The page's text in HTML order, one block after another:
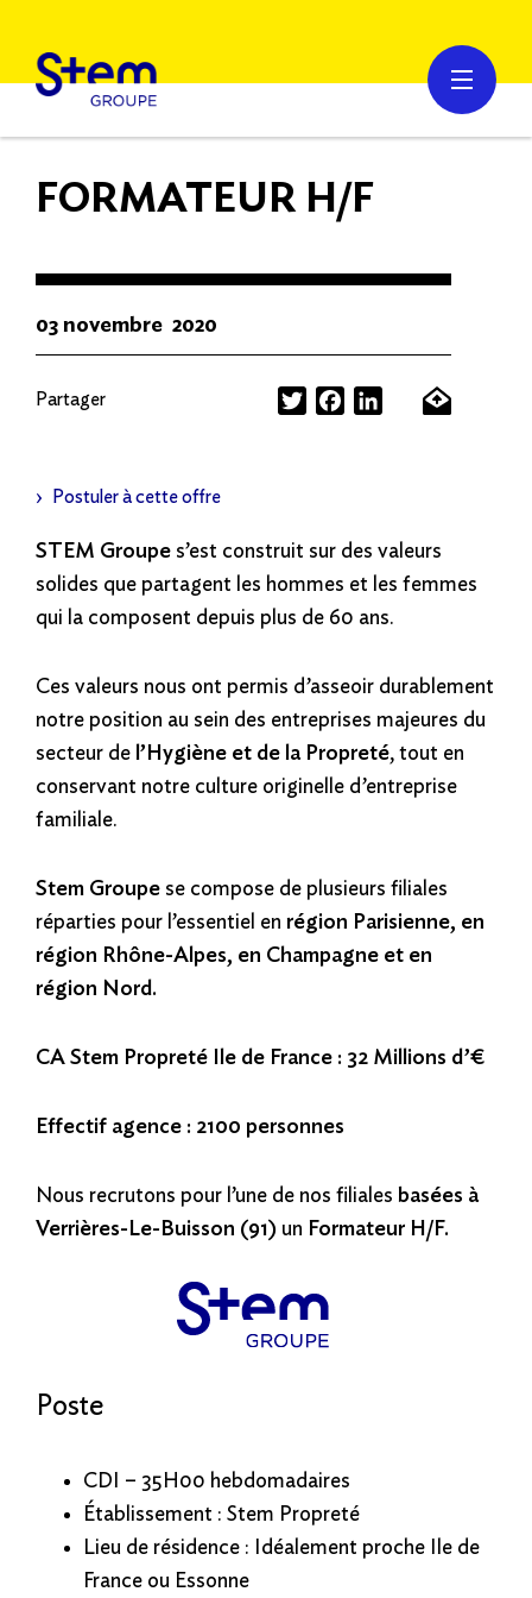
FORMATEUR H/F
03 novembre 2020
TwitterFacebookLinkedIn
Partager
Postuler à cette offre
STEM Groupe s’est construit sur des valeurs
solides que partagent les hommes et les femmes
qui la composent depuis plus de 60 ans.
Ces valeurs nous ont permis d’asseoir durablement
notre position au sein des entreprises majeures du
secteur de l’Hygiène et de la Propreté, tout en
conservant notre culture originelle d’entreprise
familiale.
Stem Groupe se compose de plusieurs filiales
réparties pour l’essentiel en région Parisienne, en
région Rhône-Alpes, en Champagne et en
région Nord.
CA Stem Propreté Ile de France : 32 Millions d’€
Effectif agence : 2100 personnes
Nous recrutons pour l’une de nos filiales basées à
Verrières-Le-Buisson (91) un Formateur H/F.
Poste
CDI – 35H00 hebdomadaires
Établissement : Stem Propreté
Lieu de résidence : Idéalement proche Ile de
France ou Essonne